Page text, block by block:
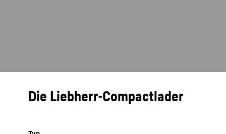
Die Liebherr-Compactlader